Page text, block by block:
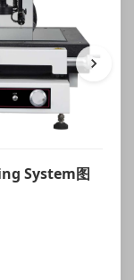
System图